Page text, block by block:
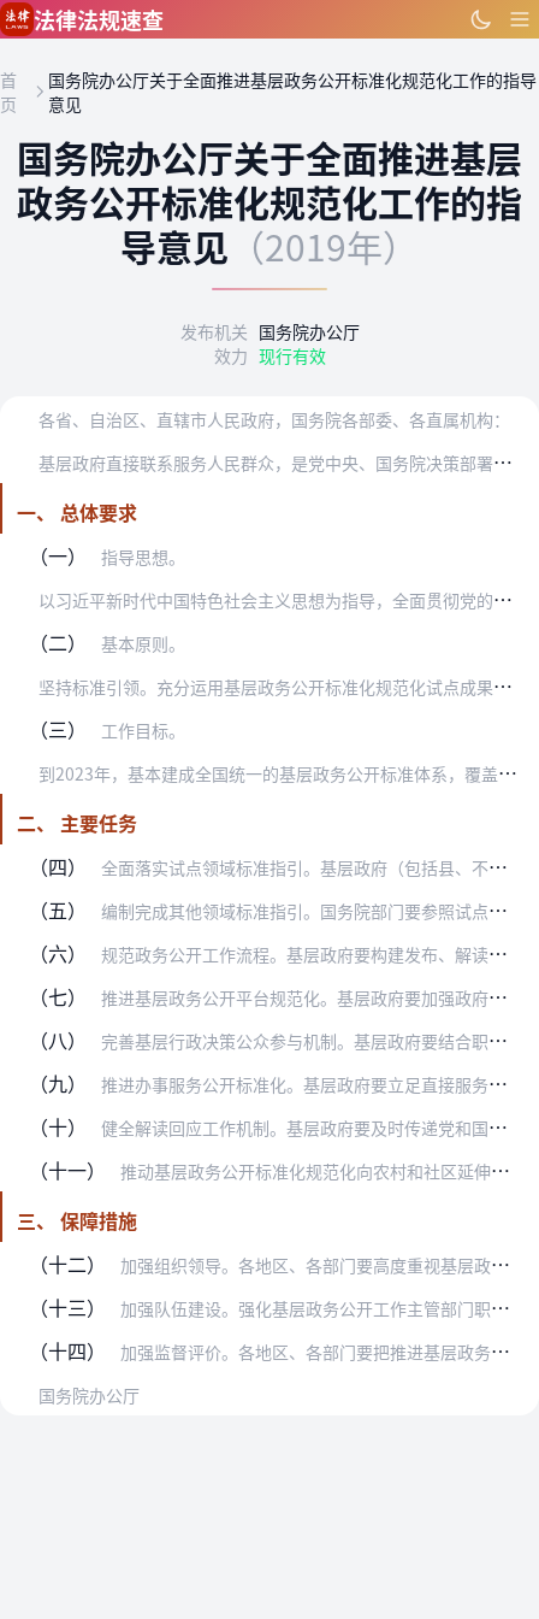
跳到主要内容
法律法规速查
首
页
国务院办公厅关于全面推进基层政务公开标准化规范化工作的指导
意见
国务院办公厅关于全面推进基层
政务公开标准化规范化工作的指
导意见 （2019年）
发布机关 国务院办公厅
效力 现行有效
各省、自治区、直辖市人民政府，国务院各部委、各直属机构：
基
层政府直接联系服务人民群众，是党中央、国务院决策部署的重要执行者。全面推进基层政务公开，对于坚持和完善基层民主制度，密切党和政府同人民群众联系，加强基层行政权…
一、 总体要求
（一）
指导思想。
以
习近平新时代中国特色社会主义思想为指导，全面贯彻党的十九大和十九届二中、三中、四中全会精神，深入落实党中央、国务院有关决策部署和政府信息公开条例，坚持以人民为…
（二）
基本原则。
坚
持标准引领。充分运用基层政务公开标准化规范化试点成果，以全国统一、系统完备的基层政务公开标准体系为引领，健全公开制度，规范公开行为，提升公开质量。
（三）
工作目标。
到
2023年，基本建成全国统一的基层政务公开标准体系，覆盖基层政府行政权力运行全过程和政务服务全流程，基层政务公开标准化规范化水平大幅提高，基层政府政务公开工作…
二、 主要任务
（四）
全面落实试点领域标准指引。基层政府（包括县、不设区的市、市辖区人民政府和乡镇人民政府、街道办事处）要对照国务院部门制定的国土空间规划、重大建设项目、公共资源交易…
（五） 编制完成其他领域标准指引。国务院部门要参照试点做法，结合本部门主要职责，确定涉及基层政务公开的其他领域，围绕公开什么、由谁公开、在哪公开、如何公开等内容，于20…
（六） 规范政务公开工作流程。基层政府要构建发布、解读、回应有序衔接的政务公开工作格局，优化政府信息管理、信息发布、解读回应、依申请公开、公众参与、监督考核等工作流程，…
（七） 推进基层政务公开平台规范化。基层政府要加强政府信息资源的标准化、信息化管理，充分发挥政府门户网站、政务新媒体、政务公开栏等平台作用，更多运用信息化手段做好政务公…
（八） 完善基层行政决策公众参与机制。基层政府要结合职责权限和本地实际，明确公众参与行政决策的事项范围和方式，并向社会公开。对涉及人民群众切身利益、需要社会广泛知晓的公…
（九） 推进办事服务公开标准化。基层政府要立足直接服务人民群众的实际，通过线上线下全面准确公开政务服务事项、办事指南、办事流程、办事机构等信息。推行政务服务一次告知、信…
（十） 健全解读回应工作机制。基层政府要及时传递党和国家相关政策，准确解读本地贯彻执行措施。认真落实政策解读方案、解读材料与政策文件同步组织、同步审签、同步部署工作机制…
（十一） 推动基层政务公开标准化规范化向农村和社区延伸。基层政府要指导支持村（居）民委员会依法自治和公开属于自治范围内的事项。完善基层政务公开与村（居）务公开协同发展机制…
三、 保障措施
（十二）
加强组织领导。各地区、各部门要高度重视基层政务公开标准化规范化工作，按照各自职责任务，加强督促指导，防止形式主义、官僚主义，切实抓好贯彻落实。鼓励选择政务公开标…
（十三） 加强队伍建设。强化基层政务公开工作主管部门职责，明确工作机构和人员，确保基层政务公开工作有机构承担、有专人负责。加大教育培训力度，把政务公开特别是政府信息公开条…
（十四）
加强监督评价。各地区、各部门要把推进基层政务公开标准化规范化情况作为评价政务公开工作成效的重要内容，列入基层政府绩效考核指标体系。国务院部门要对本领域基层政务公…
国务院办公厅